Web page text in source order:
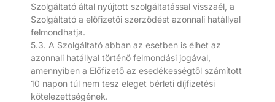
Szolgáltató által nyújtott szolgáltatással visszaél, a
Szolgáltató a előfizetői szerződést azonnali hatállyal
felmondhatja.
5.3. A Szolgáltató abban az esetben is élhet az
azonnali hatállyal történő felmondási jogával,
amennyiben a Előfizető az esedékességtől számított
10 napon túl nem tesz eleget bérleti díjfizetési
kötelezettségének.